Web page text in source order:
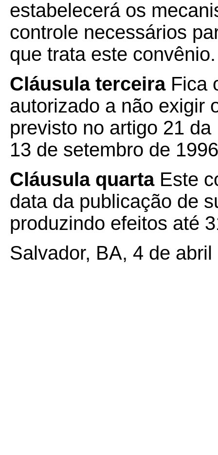
estabelecerá os
controle necessários
que trata este convênio.
Cláusula terceiraFica
autorizado a não exigir
previsto no artigo 21
13 de setembro de
Cláusula quartaEste
data da publicação de
produzindo efeitos até
Salvador, BA, 4 de